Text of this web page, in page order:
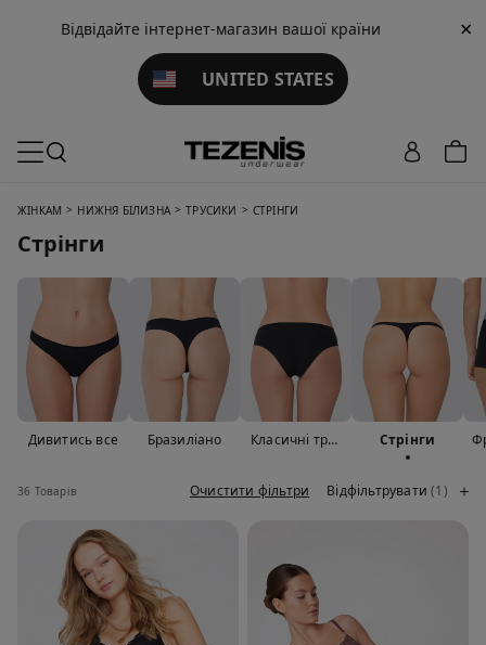
Відвідайте інтернет-магазин вашої країни
UNITED STATES
×
ЖІНКАМ > НИЖНЯ БІЛИЗНА > ТРУСИКИ > СТРІНГИ
Стрінги
Дивитись все Бразиліано
Класичні трус
Стрінги
36 Товарів Очистити фільтри Відфільтрувати(1)